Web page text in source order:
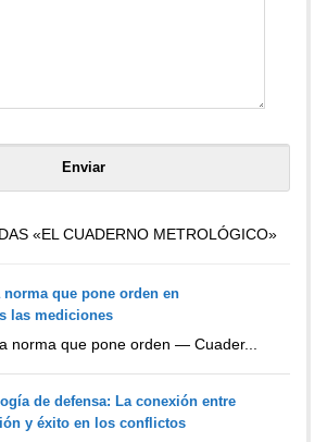
«EL CUADERNO METROLÓGICO»
norma que pone orden en
las mediciones
norma que pone orden — Cuader...
de defensa: La conexión entre
y éxito en los conflictos